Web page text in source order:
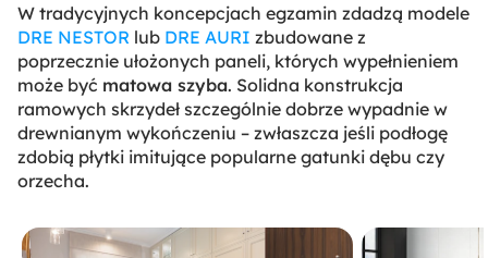
W tradycyjnych koncepcjach egzamin zdadzą modele
DRE NESTOR lub DRE AURI zbudowane z
poprzecznie ułożonych paneli, których wypełnieniem
może być matowa szyba. Solidna konstrukcja
ramowych skrzydeł szczególnie dobrze wypadnie w
drewnianym wykończeniu – zwłaszcza jeśli podłogę
zdobią płytki imitujące popularne gatunki dębu czy
orzecha.